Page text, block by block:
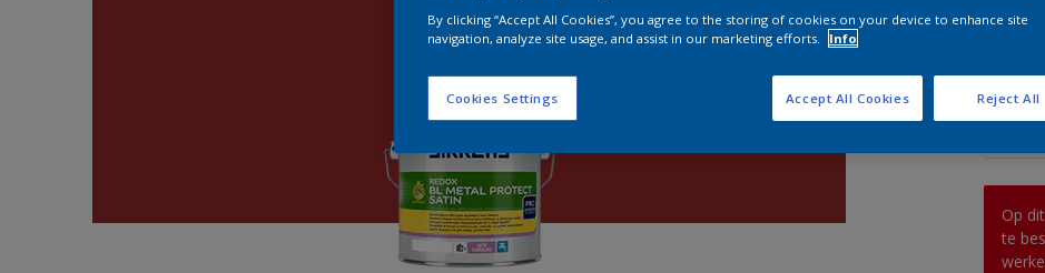
Aantal
Op
te
By clicking “Accept All Cookies”, you agree to the storing of cookies on your device to enhance site
navigation, analyze site usage, and assist in our marketing efforts.
Info
Cookies Settings Reject All
Accept All Cookies